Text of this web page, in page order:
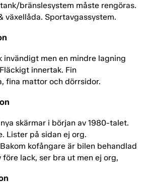
bränslesystem måste rengöras.
växellåda. Sportavgassystem.
invändigt men en mindre lagning
innertak. Fin
fina mattor och dörrsidor.
skärmar i början av 1980-talet.
Lister på sidan ej org.
kofångare är bilen behandlad
lack, ser bra ut men ej org,